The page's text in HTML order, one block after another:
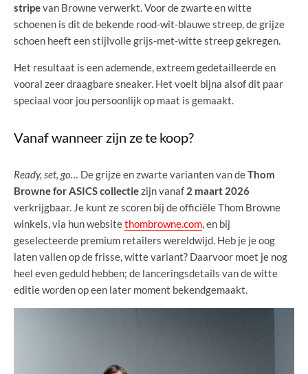
stripevan Browne verwerkt. Voor de zwarte en witte
schoenen is dit de bekende rood-wit-blauwe streep, de grijze
schoen heeft een stijlvolle grijs-met-witte streep gekregen.
Het resultaat is een ademende, extreem gedetailleerde en
vooral zeer draagbare sneaker. Het voelt bijna alsof dit paar
speciaal voor jou persoonlijk op maat is gemaakt.
Vanaf wanneer zijn ze te koop?
Ready, set, go… De grijze en zwarte varianten van deThom
Browne for ASICS collectiezijn vanaf 2 maart 2026
verkrijgbaar. Je kunt ze scoren bij de officiële Thom Browne
winkels, via hun websitethombrowne.com , en bij
geselecteerde premium retailers wereldwijd. Heb je je oog
laten vallen op de frisse, witte variant? Daarvoor moet je nog
heel even geduld hebben; de lanceringsdetails van de witte
editie worden op een later moment bekendgemaakt.